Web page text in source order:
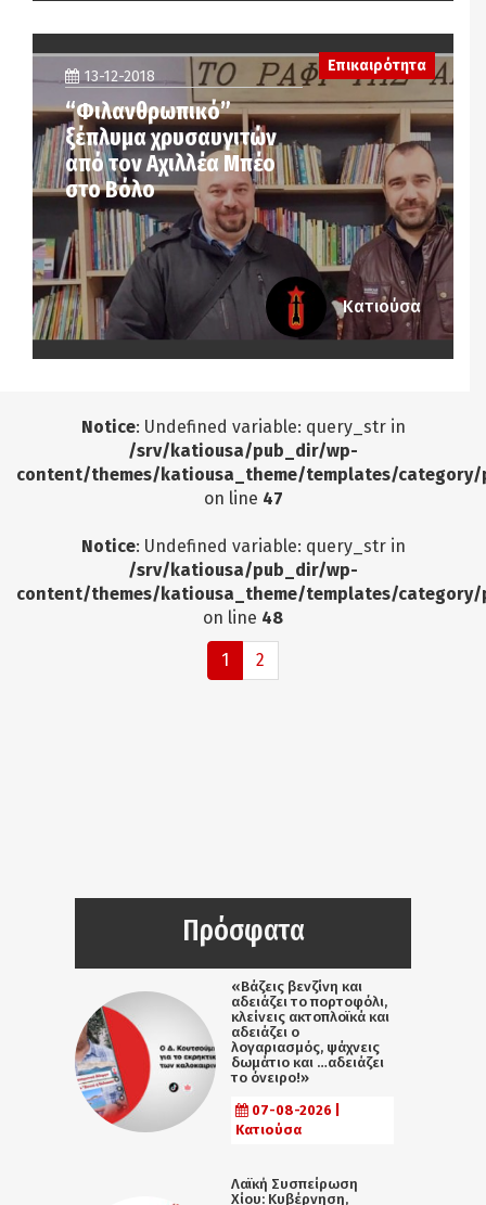
13-12-2018
“Φιλανθρωπικό”
ξέπλυμα χρυσαυγιτών
από τον Αχιλλέα Μπέο
στο Βόλο
Επικαιρότητα
Κατιούσα
Notice: Undefined variable: query_str in
/srv/katiousa/pub_dir/wp-
content/themes/katiousa_theme/templates/
on line 47
Notice: Undefined variable: query_str in
/srv/katiousa/pub_dir/wp-
content/themes/katiousa_theme/templates/
on line 48
1 2
Πρόσφατα
«Βάζεις βενζίνη και
αδειάζει το πορτοφόλι,
κλείνεις ακτοπλοϊκά και
αδειάζει ο
λογαριασμός, ψάχνεις
δωμάτιο και …αδειάζει
το όνειρο!»
07-08-2026 |
Κατιούσα
Λαϊκή Συσπείρωση
Χίου: Κυβέρνηση,